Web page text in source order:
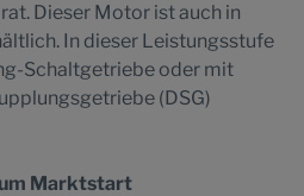
Dieser Motor ist auch in
In dieser Leistungsstufe
Schaltgetriebe oder mit
(DSG)
Marktstart